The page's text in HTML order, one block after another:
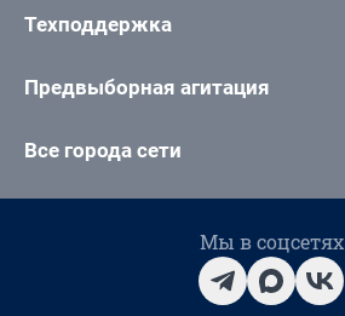
Техподдержка
Предвыборная агитация
Все города сети
Мы в соцсетях